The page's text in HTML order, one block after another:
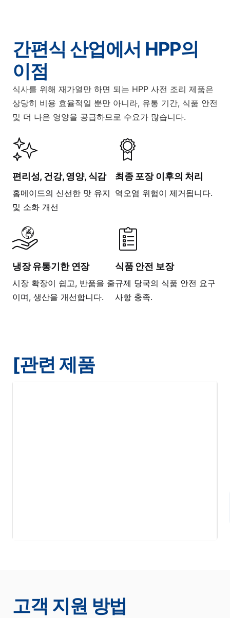
간편식 산업에서 HPP의
이점
식사를 위해 재가열만 하면 되는 HPP 사전 조리 제품은
상당히 비용 효율적일 뿐만 아니라, 유통 기간, 식품 안전
및 더 나은 영양을 공급하므로 수요가 많습니다.
편리성, 건강, 영양, 식감
홈메이드의 신선한 맛 유지
및 소화 개선
최종 포장 이후의 처리
역오염 위험이 제거됩니다.
냉장 유통기한 연장
시장 확장이 쉽고, 반품을 줄
이며, 생산을 개선합니다.
식품 안전 보장
규제 당국의 식품 안전 요구
사항 충족.
[관련 제품
고객 지원 방법